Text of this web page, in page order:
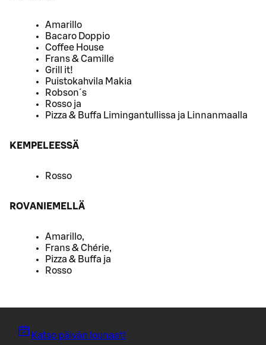
Amarillo
Bacaro Doppio
Coffee House
Frans & Camille
Grill it!
Puistokahvila Makia
Robson´s
Rosso ja
Pizza & Buffa Limingantullissa ja Linnanmaalla
KEMPELEESSÄ
Rosso
ROVANIEMELLÄ
Amarillo,
Frans & Chérie,
Pizza & Buffa ja
Rosso
Katso päivän lounaat!